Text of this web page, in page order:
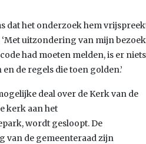
dat het onderzoek hem
uitzondering van mijn bezoek
had moeten melden, is er niets
de regels die toen golden.’
deal over de Kerk van de
kerk aan het
wordt gesloopt. De
van de gemeenteraad zijn